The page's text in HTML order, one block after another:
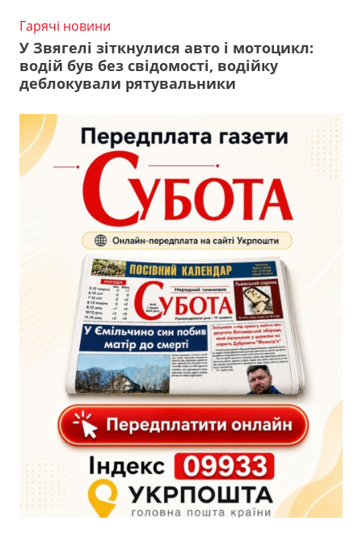
Гарячі новини
У Звягелі зіткнулися авто і мотоцикл:
водій був без свідомості, водійку
деблокували рятувальники